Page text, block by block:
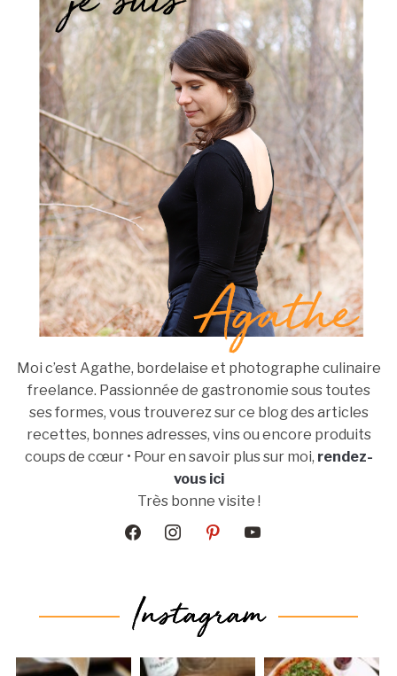
Moi c’est Agathe, bordelaise et photographe culinaire
freelance. Passionnée de gastronomie sous toutes
ses formes, vous trouverez sur ce blog des articles
recettes, bonnes adresses, vins ou encore produits
coups de cœur • Pour en savoir plus sur moi, rendez-
vous ici
Très bonne visite !
facebookinstagrampinterestyoutube